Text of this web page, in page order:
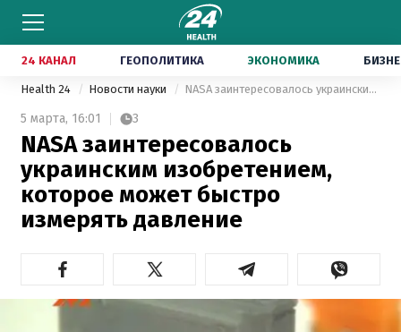
24 КАНАЛ ГЕОПОЛИТИКА ЭКОНОМИКА
Health 24 Новости науки NASA заинтересовалось украинским изобретением, которое может быстро измерять давление
5 марта, 16:01 3
NASA заинтересовалось
украинским изобретением,
которое может быстро
измерять давление